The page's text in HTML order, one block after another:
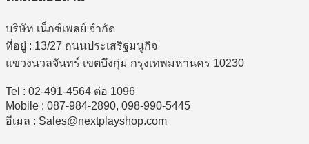
บริษัท เน็กซ์เพลย์ จำกัด
ที่อยู่ : 13/27 ถนนประเสริฐมนูกิจ
แขวงนวลจันทร์ เขตบึงกุ่ม กรุงเทพมหานคร 10230
Tel : 02-491-4564 ต่อ 1096
Mobile : 087-984-2890, 098-990-5445
อีเมล : Sales@nextplayshop.com